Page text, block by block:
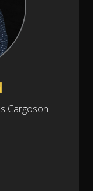
Cargoson